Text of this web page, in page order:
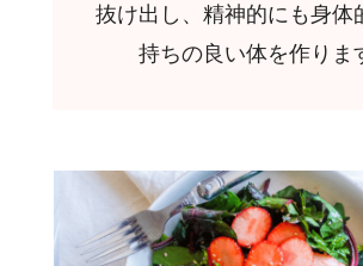
抜け出し、精神的にも身体
持ちの良い体を作りま